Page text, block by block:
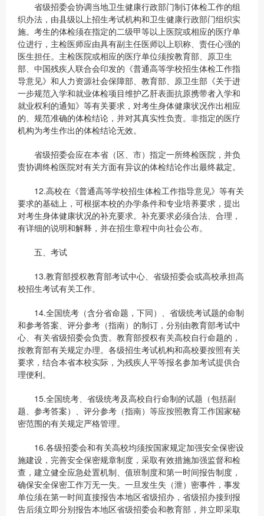
省级招委会协调当地卫生健康行政部门制订体检工作的组
织办法，由县级以上招生考试机构和卫生健康行政部门组织实
施。考生的体检须在指定的二级甲等以上医院或相应的医疗单
位进行，主检医师应由具有副主任医师以上职称、责任心强的
医生担任。主检医院或相应的医疗单位须按教育部、原卫生
部、中国残疾人联合会印发的《普通高等学校招生体检工作指
导意见》和人力资源社会保障部、教育部、原卫生部《关于进
一步规范入学和就业体检项目维护乙肝表面抗原携带者入学和
就业权利的通知》等有关要求，对考生身体健康状况作出相应
的、规范准确的体检结论，并对其真实性负责。非指定的医疗
机构为考生作出的体检结论无效。
省级招委会应在本省（区、市）指定一所终检医院，并负
责协调终检医院对有关方面有异议的体检结论作出最终裁定。
12.高校在《普通高等学校招生体检工作指导意见》等有关
要求的基础上，可根据本校的办学条件和专业培养要求，提出
对考生身体健康状况的补充要求。补充要求必须合法、合理，
有详细的说明和解释，并在招生章程中向社会公布。
五、考试
13.教育部授权教育部考试中心、省级招委会或高校承担高
校招生考试有关工作。
14.全国统考（含分省命题，下同）、省级统考试题的命制
和参考答案、评分参考（指南）的制订，分别由教育部考试中
心、有关省级招委会负责。教育部授权有关高校自行命题的，
按教育部有关规定办理。各级招生考试机构和高校要按照有关
要求，结合本省本校实际，为残疾人平等报名参加考试提供合
理便利。
15.全国统考、省级统考及高校自行命制的试题（包括副
题、参考答案）、评分参考（指南）等应按照教育工作国家秘
密范围的有关规定严格管理。
16.各级招委会和有关高校均须按国家规定加强安全保密设
施建设，完善安全保密规章制度，采取有效措施加强监督和检
查，建立健全应急处置机制、值班制度和第一时间报告制度，
确保安全保密工作万无一失。一旦发生失（泄）密事件，事发
单位须在第一时间直接报告本地区省级招办，省级招办接到报
告后须立即分别报告本地区省级招委会和教育部，并立即采取